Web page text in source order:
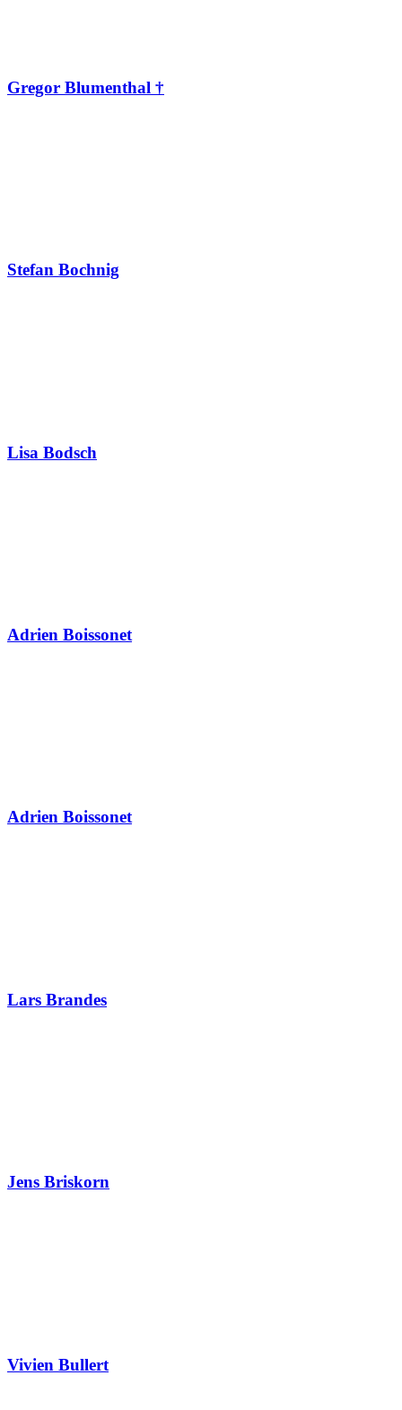
Gregor Blumenthal †
Stefan Bochnig
Lisa Bodsch
Adrien Boissonet
Adrien Boissonet
Lars Brandes
Jens Briskorn
Vivien Bullert